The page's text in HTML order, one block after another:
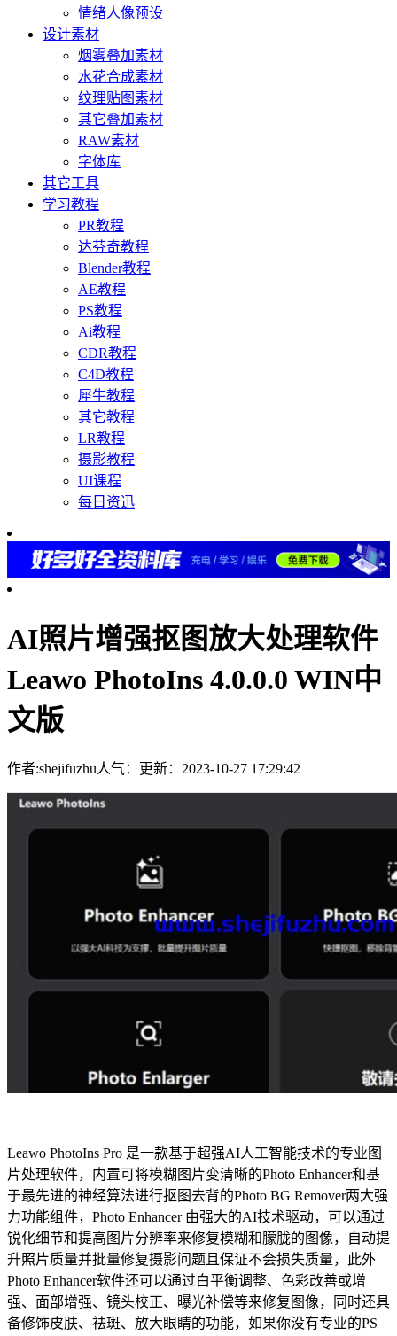
情绪人像预设
设计素材
烟雾叠加素材
水花合成素材
纹理贴图素材
其它叠加素材
RAW素材
字体库
其它工具
学习教程
PR教程
达芬奇教程
Blender教程
AE教程
PS教程
Ai教程
CDR教程
C4D教程
犀牛教程
其它教程
LR教程
摄影教程
UI课程
每日资迅
AI照片增强抠图放大处理软件
Leawo PhotoIns 4.0.0.0 WIN中
文版
作者:shejifuzhu人气： 更新：2023-10-27 17:29:42
Leawo PhotoIns Pro 是一款基于超强AI人工智能技术的专业图
片处理软件，内置可将模糊图片变清晰的Photo Enhancer和基
于最先进的神经算法进行抠图去背的Photo BG Remover两大强
力功能组件，Photo Enhancer 由强大的AI技术驱动，可以通过
锐化细节和提高图片分辨率来修复模糊和朦胧的图像，自动提
升照片质量并批量修复摄影问题且保证不会损失质量，此外
Photo Enhancer软件还可以通过白平衡调整、色彩改善或增
强、面部增强、镜头校正、曝光补偿等来修复图像，同时还具
备修饰皮肤、祛斑、放大眼睛的功能，如果你没有专业的PS